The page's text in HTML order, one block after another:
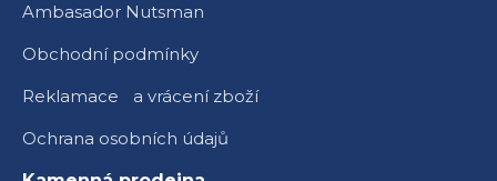
Ambasador Nutsman
Obchodní podmínky
Reklamace a vrácení zboží
Ochrana osobních údajů